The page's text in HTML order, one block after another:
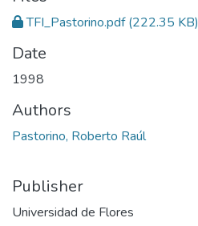
TFI_Pastorino.pdf(222.35 KB)
Date
1998
Authors
Pastorino, Roberto Raúl
Publisher
Universidad de Flores